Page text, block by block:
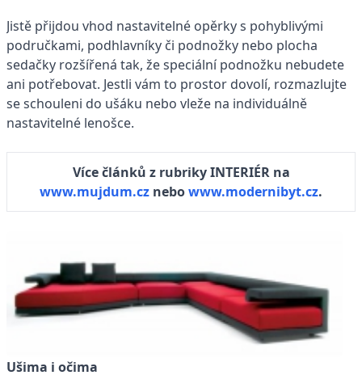
Jistě přijdou vhod nastavitelné opěrky s pohyblivými
područkami, podhlavníky či podnožky nebo plocha
sedačky rozšířená tak, že speciální podnožku nebudete
ani potřebovat. Jestli vám to prostor dovolí, rozmazlujte
se schouleni do ušáku nebo vleže na individuálně
nastavitelné lenošce.
Více článků z rubriky INTERIÉR na
www.mujdum.cz nebowww.modernibyt.cz.
Ušima i očima